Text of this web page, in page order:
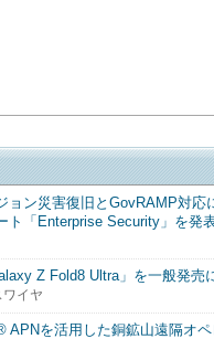
ョン災害復旧とGovRAMP対応
ト「Enterprise Security」を発
Z Fold8 Ultra」を一般発売
イヤ
APNを活用した銅鉱山遠隔オ